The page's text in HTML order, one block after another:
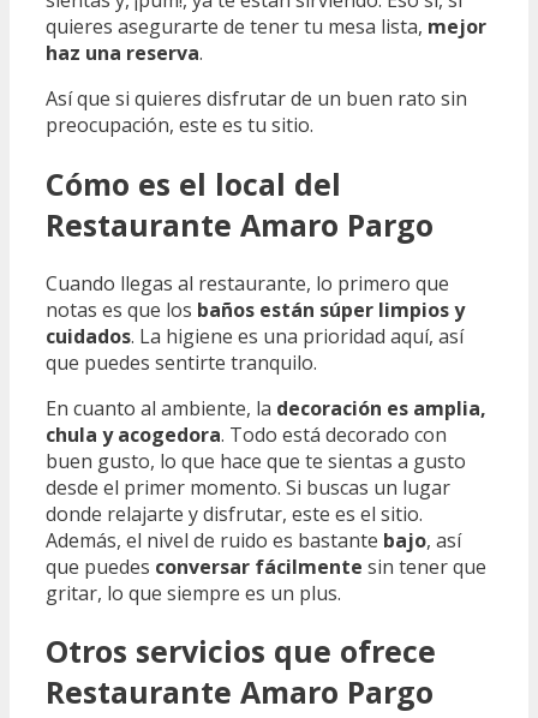
quieres asegurarte de tener tu mesa lista, mejor
haz una reserva.
Así que si quieres disfrutar de un buen rato sin
preocupación, este es tu sitio.
Cómo es el local del
Restaurante Amaro Pargo
Cuando llegas al restaurante, lo primero que
notas es que los baños están súper limpios y
cuidados. La higiene es una prioridad aquí, así
que puedes sentirte tranquilo.
En cuanto al ambiente, la decoración es amplia,
chula y acogedora. Todo está decorado con
buen gusto, lo que hace que te sientas a gusto
desde el primer momento. Si buscas un lugar
donde relajarte y disfrutar, este es el sitio.
Además, el nivel de ruido es bastante bajo, así
que puedes conversar fácilmente sin tener que
gritar, lo que siempre es un plus.
Otros servicios que ofrece
Restaurante Amaro Pargo